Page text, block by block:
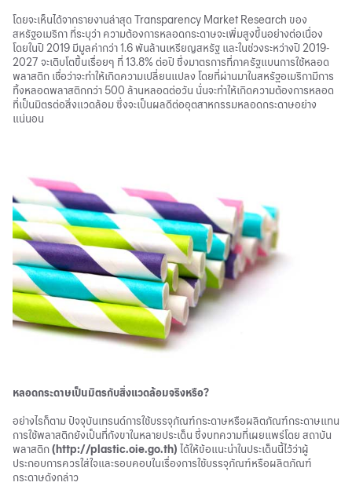
โดยจะเห็นได้จากรายงานล่าสุด Transparency Market Research ของ
สหรัฐอเมริกา ที่ระบุว่า ความต้องการหลอดกระดาษจะเพิ่มสูงขึ้นอย่างต่อเนื่อง
โดยในปี 2019 มีมูลค่ากว่า 1.6 พันล้านเหรียญสหรัฐ และในช่วงระหว่างปี 2019-
2027 จะเติบโตขึ้นเรื่อยๆ ที่ 13.8% ต่อปี ซึ่งมาตรการที่ภาครัฐแบนการใช้หลอด
พลาสติก เชื่อว่าจะทำให้เกิดความเปลี่ยนแปลง โดยที่ผ่านมาในสหรัฐอเมริกามีการ
ทิ้งหลอดพลาสติกกว่า 500 ล้านหลอดต่อวัน นั่นจะทำให้เกิดความต้องการหลอด
ที่เป็นมิตรต่อสิ่งแวดล้อม ซึ่งจะเป็นผลดีต่ออุตสาหกรรมหลอดกระดาษอย่าง
แน่นอน
หลอดกระดาษเป็นมิตรกับสิ่งแวดล้อมจริงหรือ?
อย่างไรก็ตาม ปัจจุบันเทรนด์การใช้บรรจุภัณฑ์กระดาษหรือผลิตภัณฑ์กระดาษแทน
การใช้พลาสติกยังเป็นที่กังขาในหลายประเด็น ซึ่งบทความที่เผยแพร่โดย สถาบัน
พลาสติก(http://plastic.oie.go.th) ได้ให้ข้อแนะนำในประเด็นนี้ไว้ว่าผู้
ประกอบการควรใส่ใจและรอบคอบในเรื่องการใช้บรรจุภัณฑ์หรือผลิตภัณฑ์
กระดาษดังกล่าว